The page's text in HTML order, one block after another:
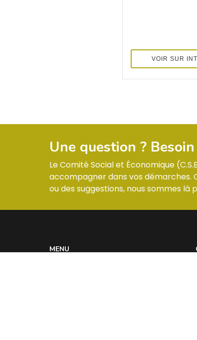
VOIR SUR
Une question ?
Le Comité Social et Économique
accompagner dans vos démarches.
ou des suggestions, nous sommes là
MENU